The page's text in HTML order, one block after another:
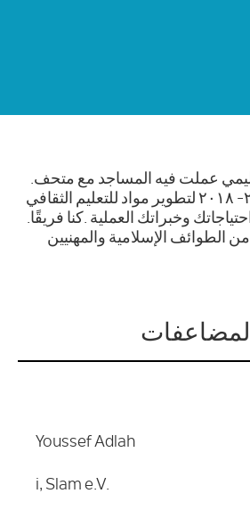
.تمام هو مشروع تعليمي عملت فيه المساجد مع متحف
.لقد تم دائمًا مراعاة احتياجاتك وخبراتك العملية .كنا فريقًا
الطوائف الإسلامية والمهنيين
Youssef Adlah
i, Slam e.V.